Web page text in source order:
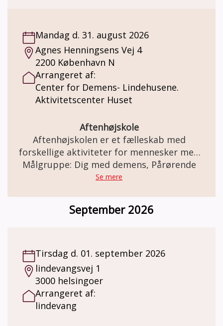
der hygge for pårørende i et tilstødende
lokale. Både for personer med demens og
pårørende er det en god anledning til at
møde andre i samme situation.
Mandag d. 31. august 2026
Agnes Henningsens Vej 4
2200 København N
Arrangeret af:
Center for Demens- Lindehusene.
Aktivitetscenter Huset
Aftenhøjskole
Aftenhøjskolen er et fælleskab med
forskellige aktiviteter for mennesker med
demens sammen med familie og venner.
Målgruppe: Dig med demens, Pårørende
Se mere
September 2026
Tirsdag d. 01. september 2026
lindevangsvej 1
3000 helsingoer
Arrangeret af:
lindevang